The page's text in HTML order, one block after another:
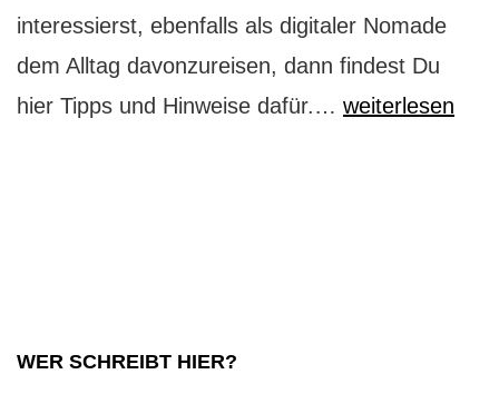
interessierst, ebenfalls als digitaler Nomade
dem Alltag davonzureisen, dann findest Du
hier Tipps und Hinweise dafür.… Die
weiterlesen
WER SCHREIBT HIER?